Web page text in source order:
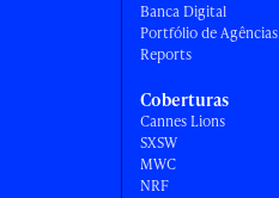
Banca Digital
Portfólio de Agências
Reports
Coberturas
Cannes Lions
SXSW
MWC
NRF